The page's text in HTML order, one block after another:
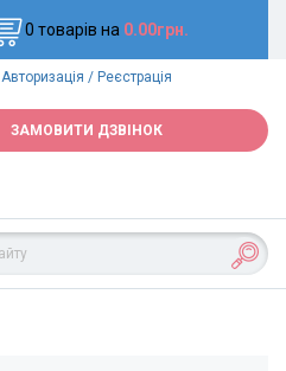
0 товарів на 0.00грн.
Авторизація / Реєстрація
ЗАМОВИТИ ДЗВІНОК